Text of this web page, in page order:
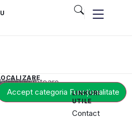
categoria corespunzătoare de cookie-uri.
Accept categoria Funcționalitate
LINKURI
UTILE
Contact